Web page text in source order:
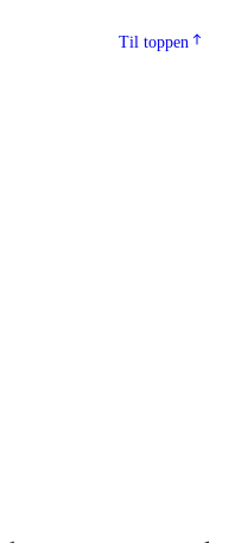
Til toppen